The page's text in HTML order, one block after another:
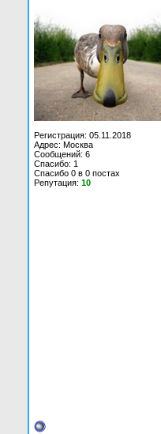
Регистрация: 05.11.2018
Адрес: Москва
Сообщений: 6
Спасибо: 1
Спасибо 0 в 0 постах
Репутация: 10